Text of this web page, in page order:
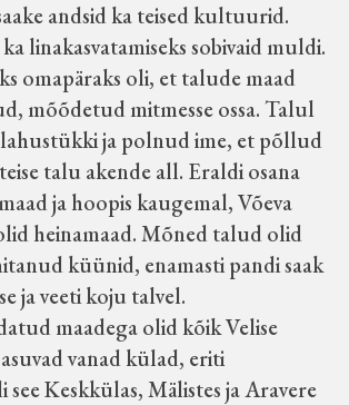
andsid ka teised kultuurid.
linakasvatamiseks sobivaid muldi.
omapäraks oli, et talude maad
mõõdetud mitmesse ossa. Talul
ja polnud ime, et põllud
talu akende all. Eraldi osana
ja hoopis kaugemal, Võeva
heinamaad. Mõned talud olid
küünid, enamasti pandi saak
ja veeti koju talvel.
maadega olid kõik Velise
vanad külad, eriti
see Keskkülas, Mälistes ja Aravere